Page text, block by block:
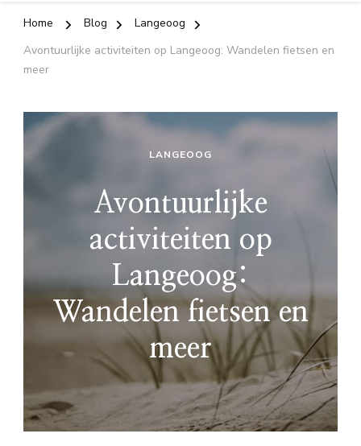
Home Blog
Langeoog
Avontuurlijke activiteiten op Langeoog: Wandelen fietsen en
meer
LANGEOOG
Avontuurlijke
activiteiten op
Langeoog:
Wandelen fietsen en
meer